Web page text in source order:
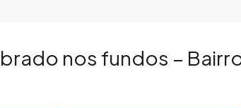
nos fundos –